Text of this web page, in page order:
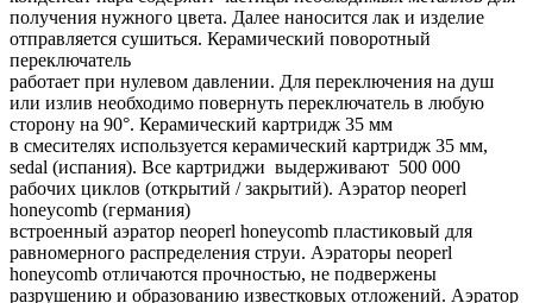
получения нужного цвета. Далее наносится лак и изделие
отправляется сушиться. Керамический поворотный
переключатель
работает при нулевом давлении. Для переключения на душ
или излив необходимо повернуть переключатель в любую
сторону на 90°. Керамический картридж 35 мм
в смесителях используется керамический картридж 35 мм,
sedal (испания). Все картриджи выдерживают 500 000
рабочих циклов (открытий / закрытий). Аэратор neoperl
honeycomb (германия)
встроенный аэратор neoperl honeycomb пластиковый для
равномерного распределения струи. Аэраторы neoperl
honeycomb отличаются прочностью, не подвержены
разрушению и образованию известковых отложений. Аэратор